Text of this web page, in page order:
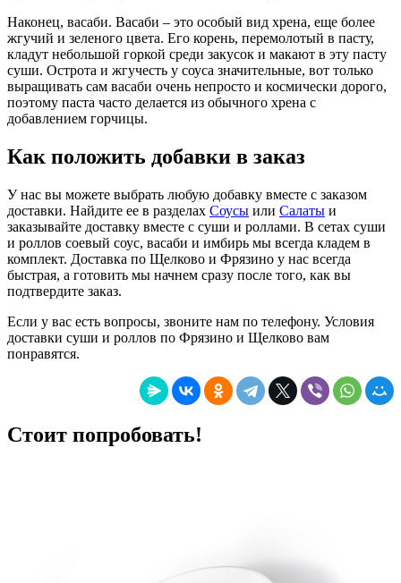
Наконец, васаби. Васаби – это особый вид хрена, еще более
жгучий и зеленого цвета. Его корень, перемолотый в пасту,
кладут небольшой горкой среди закусок и макают в эту пасту
суши. Острота и жгучесть у соуса значительные, вот только
выращивать сам васаби очень непросто и космически дорого,
поэтому паста часто делается из обычного хрена с
добавлением горчицы.
Как положить добавки в заказ
У нас вы можете выбрать любую добавку вместе с заказом
доставки. Найдите ее в разделах Соусы или Салаты и
заказывайте доставку вместе с суши и роллами. В сетах суши
и роллов соевый соус, васаби и имбирь мы всегда кладем в
комплект. Доставка по Щелково и Фрязино у нас всегда
быстрая, а готовить мы начнем сразу после того, как вы
подтвердите заказ.
Если у вас есть вопросы, звоните нам по телефону. Условия
доставки суши и роллов по Фрязино и Щелково вам
понравятся.
Стоит попробовать!